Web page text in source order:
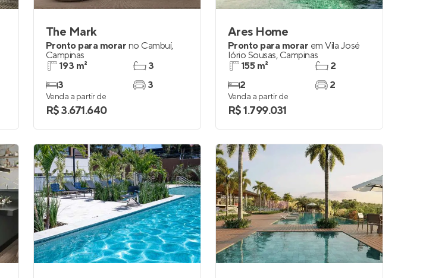
The Mark
Pronto para morar no Cambuí,
Campinas
193 m²
3
3
3
Venda a partir de
R$ 3.671.640
Ares Home
Pronto para morar em Vila José
Iório Sousas, Campinas
155 m²
2
2
2
Venda a partir de
R$ 1.799.031